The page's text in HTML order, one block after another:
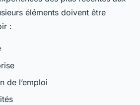
éléments doivent être
:
de l’emploi